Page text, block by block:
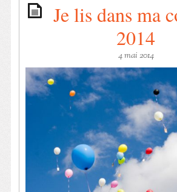
Je lis dans ma
2014
4 mai 2014